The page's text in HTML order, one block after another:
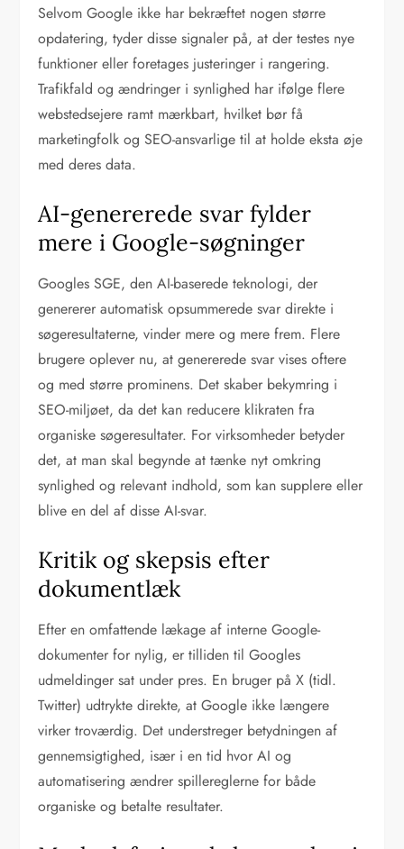
Selvom Google ikke har bekræftet nogen større
opdatering, tyder disse signaler på, at der testes nye
funktioner eller foretages justeringer i rangering.
Trafikfald og ændringer i synlighed har ifølge flere
webstedsejere ramt mærkbart, hvilket bør få
marketingfolk og SEO-ansvarlige til at holde eksta øje
med deres data.
AI-genererede svar fylder
mere i Google-søgninger
Googles SGE, den AI-baserede teknologi, der
genererer automatisk opsummerede svar direkte i
søgeresultaterne, vinder mere og mere frem. Flere
brugere oplever nu, at genererede svar vises oftere
og med større prominens. Det skaber bekymring i
SEO-miljøet, da det kan reducere klikraten fra
organiske søgeresultater. For virksomheder betyder
det, at man skal begynde at tænke nyt omkring
synlighed og relevant indhold, som kan supplere eller
blive en del af disse AI-svar.
Kritik og skepsis efter
dokumentlæk
Efter en omfattende lækage af interne Google-
dokumenter for nylig, er tilliden til Googles
udmeldinger sat under pres. En bruger på X (tidl.
Twitter) udtrykte direkte, at Google ikke længere
virker troværdig. Det understreger betydningen af
gennemsigtighed, især i en tid hvor AI og
automatisering ændrer spillereglerne for både
organiske og betalte resultater.